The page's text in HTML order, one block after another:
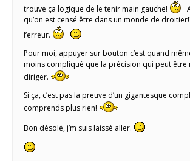
trouve ça logique de le tenir main gauche!
qu’on est censé être dans un monde de
l’erreur.
Pour moi, appuyer sur bouton c’est quand
moins compliqué que la précision qui peut être
diriger.
Si ça, c’est pas la preuve d’un gigantesque
comprends plus rien!
Bon désolé, j’m suis laissé aller.